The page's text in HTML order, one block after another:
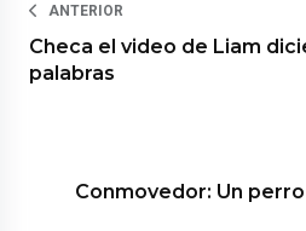
ANTERIOR
Checa el video de Liam
palabras
Conmovedor: Un